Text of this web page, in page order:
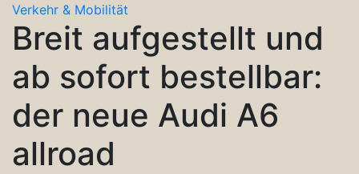
Verkehr & Mobilität
Breit aufgestellt und
ab sofort bestellbar:
der neue Audi A6
allroad